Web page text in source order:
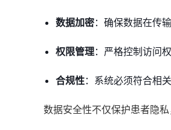
数据加密：确保数据在传
权限管理：严格控制访问
合规性：系统必须符合相
数据安全性不仅保护患者隐